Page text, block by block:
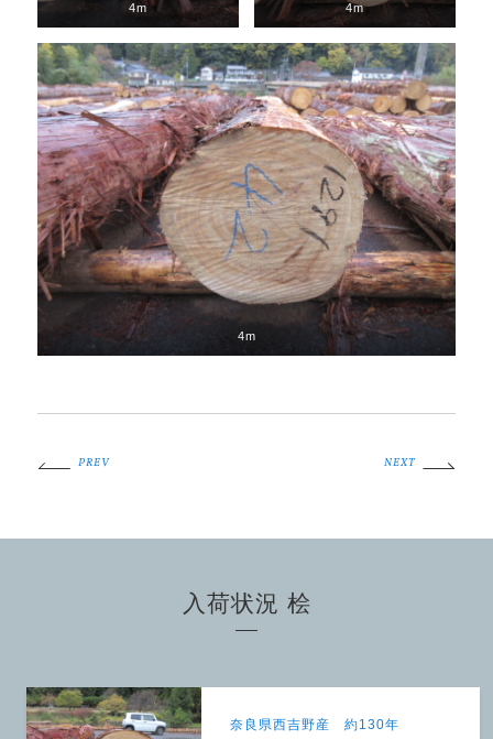
4m 4m
4m
PREV NEXT
入荷状況 桧
奈良県西吉野産 約130年